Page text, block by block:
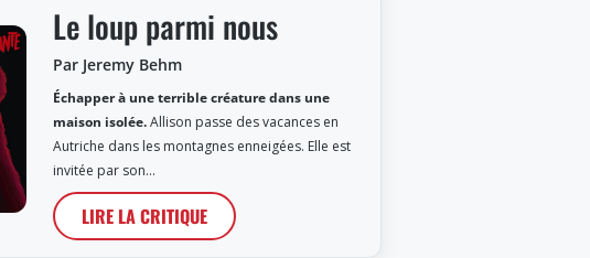
Le loup parmi nous
Par Jeremy Behm
Échapper à une terrible créature dans une
maison isolée.Allison passe des vacances en
Autriche dans les montagnes enneigées. Elle est
invitée par son…
LIRE LA CRITIQUE